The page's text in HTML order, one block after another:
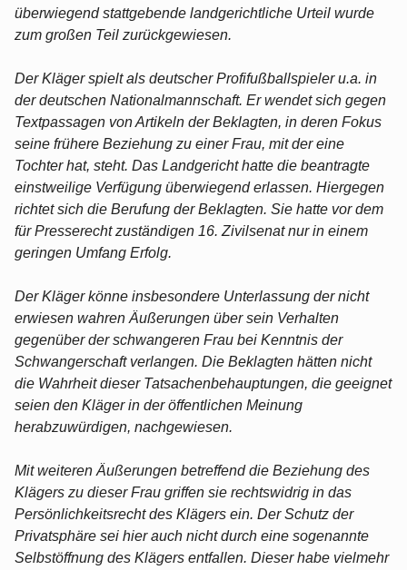
überwiegend stattgebende landgerichtliche Urteil wurde
zum großen Teil zurückgewiesen.
Der Kläger spielt als deutscher Profifußballspieler u.a. in
der deutschen Nationalmannschaft. Er wendet sich gegen
Textpassagen von Artikeln der Beklagten, in deren Fokus
seine frühere Beziehung zu einer Frau, mit der eine
Tochter hat, steht. Das Landgericht hatte die beantragte
einstweilige Verfügung überwiegend erlassen. Hiergegen
richtet sich die Berufung der Beklagten. Sie hatte vor dem
für Presserecht zuständigen 16. Zivilsenat nur in einem
geringen Umfang Erfolg.
Der Kläger könne insbesondere Unterlassung der nicht
erwiesen wahren Äußerungen über sein Verhalten
gegenüber der schwangeren Frau bei Kenntnis der
Schwangerschaft verlangen. Die Beklagten hätten nicht
die Wahrheit dieser Tatsachenbehauptungen, die geeignet
seien den Kläger in der öffentlichen Meinung
herabzuwürdigen, nachgewiesen.
Mit weiteren Äußerungen betreffend die Beziehung des
Klägers zu dieser Frau griffen sie rechtswidrig in das
Persönlichkeitsrecht des Klägers ein. Der Schutz der
Privatsphäre sei hier auch nicht durch eine sogenannte
Selbstöffnung des Klägers entfallen. Dieser habe vielmehr